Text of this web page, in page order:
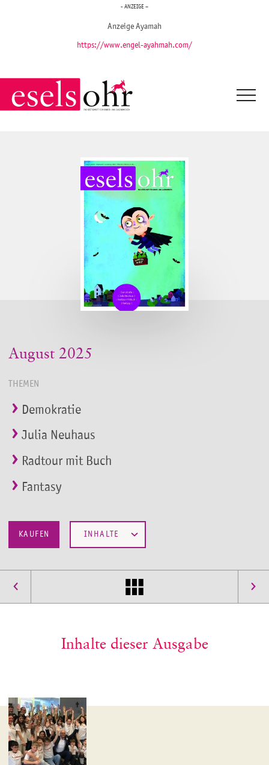
- ANZEIGE –
Anzeige Ayamah
https://www.engel-ayahmah.com/
August 2025
THEMEN
Demokratie
Julia Neuhaus
Radtour mit Buch
Fantasy
KAUFEN INHALTE
Inhalte dieser Ausgabe